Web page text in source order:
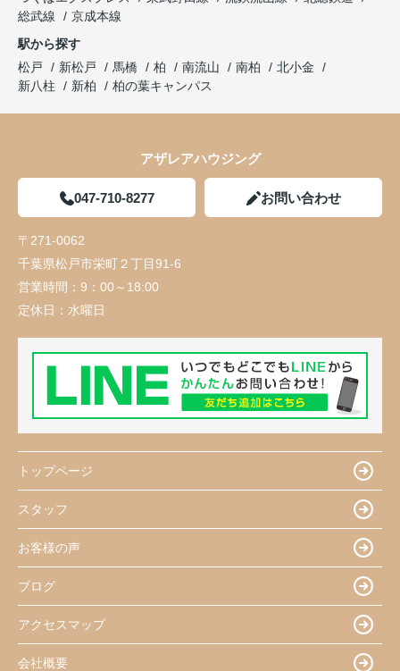
総武線
京成本線
駅から探す
松戸
新松戸 馬橋 柏 南流山 南柏
北小金
新八柱
新柏 柏の葉キャンパス
アザレアハウジング
047-710-8277 お問い合わせ
〒271-0062
千葉県松戸市栄町２丁目91-6
営業時間： 9：00～18:00
定休日： 水曜日
トップページ
スタッフ
お客様の声
ブログ
アクセスマップ
会社概要